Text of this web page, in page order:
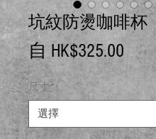
坑紋防燙咖啡杯
自 HK$325.00 促
銷
價
格
尺寸 *